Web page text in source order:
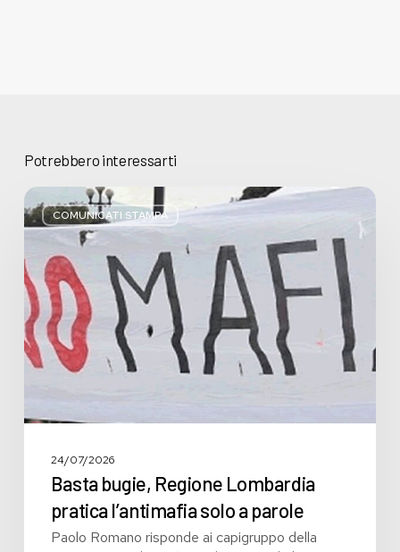
Potrebbero interessarti
COMUNICATI STAMPA
Basta
bugie,
Regione
Lombardia
pratica
l’antimafia
solo
a
parole
24/07/2026
Basta bugie, Regione Lombardia
pratica l’antimafia solo a parole
Paolo Romano risponde ai capigruppo della